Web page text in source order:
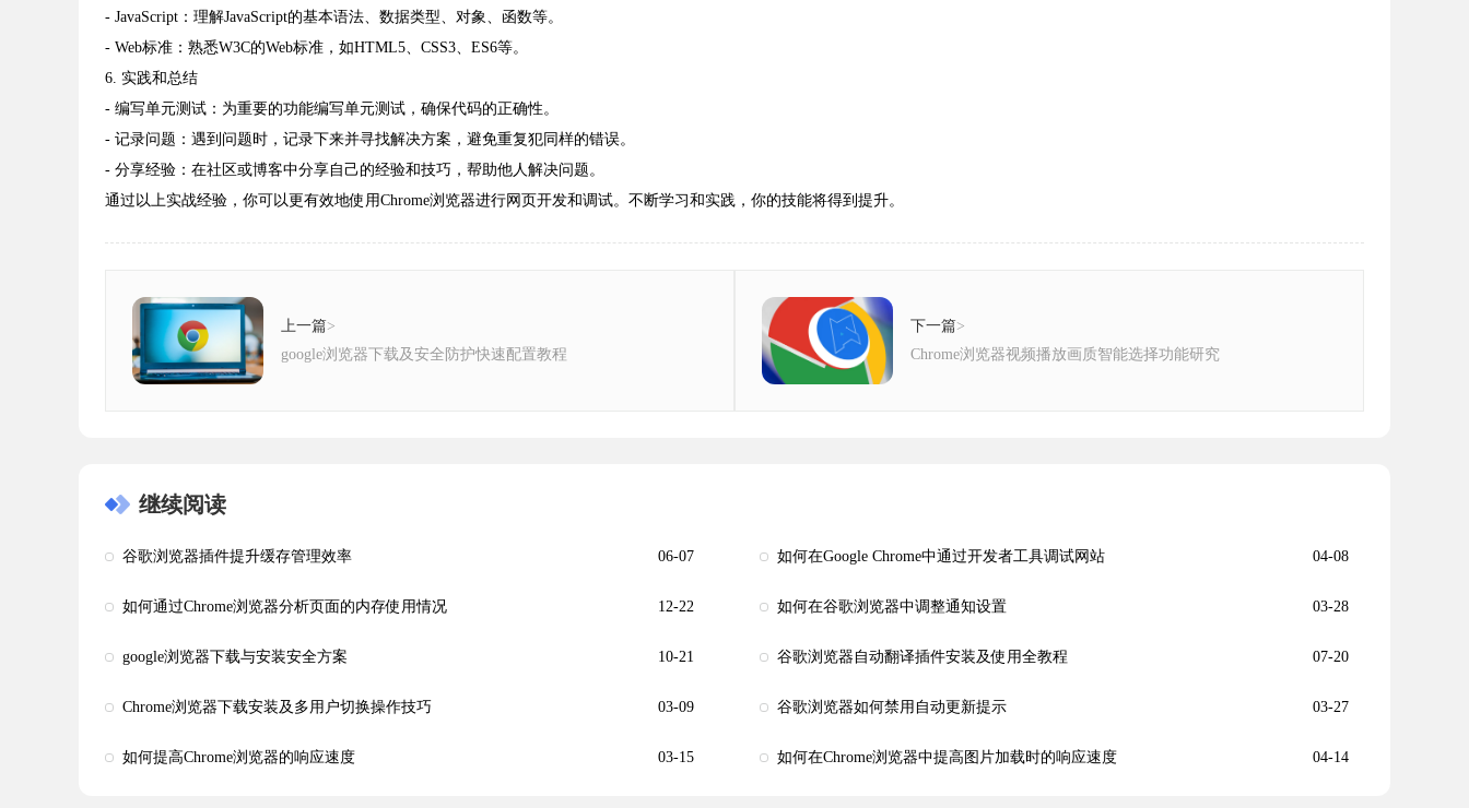
- JavaScript：理解JavaScript的基本语法、数据类型、对象、函数等。
- Web标准：熟悉W3C的Web标准，如HTML5、CSS3、ES6等。
6. 实践和总结
- 编写单元测试：为重要的功能编写单元测试，确保代码的正确性。
- 记录问题：遇到问题时，记录下来并寻找解决方案，避免重复犯同样的错误。
- 分享经验：在社区或博客中分享自己的经验和技巧，帮助他人解决问题。
通过以上实战经验，你可以更有效地使用Chrome浏览器进行网页开发和调试。不断学习和实践，你的技能将得到提升。
上一篇>
google浏览器下载及安全防护快速配置教程
下一篇>
Chrome浏览器视频播放画质智能选择功能研究
继续阅读
谷歌浏览器插件提升缓存管理效率 06-07 如何在Google Chrome中通过开发者工具调试网站 04-08
如何通过Chrome浏览器分析页面的内存使用情况 12-22 如何在谷歌浏览器中调整通知设置 03-28
google浏览器下载与安装安全方案 10-21 谷歌浏览器自动翻译插件安装及使用全教程 07-20
Chrome浏览器下载安装及多用户切换操作技巧 03-09 谷歌浏览器如何禁用自动更新提示 03-27
如何提高Chrome浏览器的响应速度 03-15 如何在Chrome浏览器中提高图片加载时的响应速度 04-14